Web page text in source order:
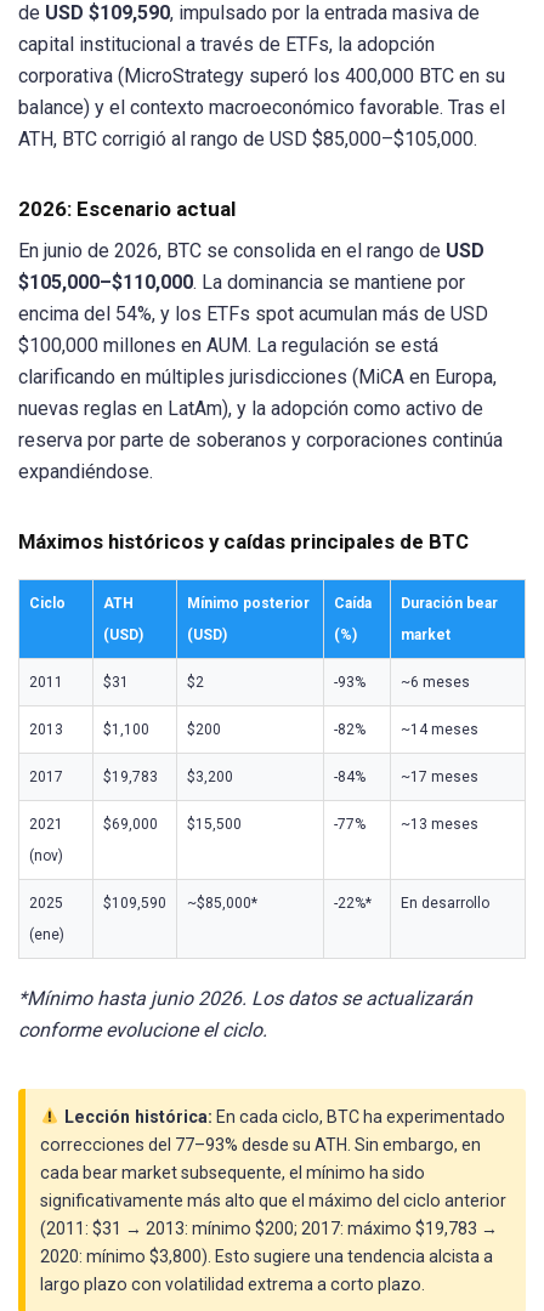
de USD $109,590, impulsado por la entrada masiva de
capital institucional a través de ETFs, la adopción
corporativa (MicroStrategy superó los 400,000 BTC en su
balance) y el contexto macroeconómico favorable. Tras el
ATH, BTC corrigió al rango de USD $85,000–$105,000.
2026: Escenario actual
En junio de 2026, BTC se consolida en el rango de USD
$105,000–$110,000. La dominancia se mantiene por
encima del 54%, y los ETFs spot acumulan más de USD
$100,000 millones en AUM. La regulación se está
clarificando en múltiples jurisdicciones (MiCA en Europa,
nuevas reglas en LatAm), y la adopción como activo de
reserva por parte de soberanos y corporaciones continúa
expandiéndose.
Máximos históricos y caídas principales de BTC
Ciclo
ATH
(USD)
Mínimo posterior
(USD)
Caída
(%)
Duración bear
market
2011 $31 $2 -93% ~6 meses
2013 $1,100 $200 -82% ~14 meses
2017 $19,783 $3,200 -84% ~17 meses
2021
(nov)
$69,000 $15,500 -77% ~13 meses
2025
(ene)
$109,590 ~$85,000* -22%* En desarrollo
*Mínimo hasta junio 2026. Los datos se actualizarán
conforme evolucione el ciclo.
Lección histórica: En cada ciclo, BTC ha experimentado
correcciones del 77–93% desde su ATH. Sin embargo, en
cada bear market subsequente, el mínimo ha sido
significativamente más alto que el máximo del ciclo anterior
(2011: $31 → 2013: mínimo $200; 2017: máximo $19,783 →
2020: mínimo $3,800). Esto sugiere una tendencia alcista a
largo plazo con volatilidad extrema a corto plazo.